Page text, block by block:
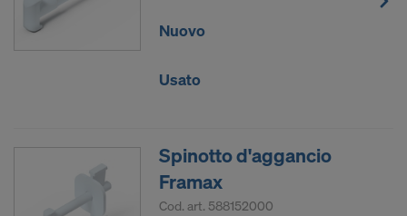
Nuovo
Usato
Spinotto d'aggancio
Framax
Cod. art. 588152000